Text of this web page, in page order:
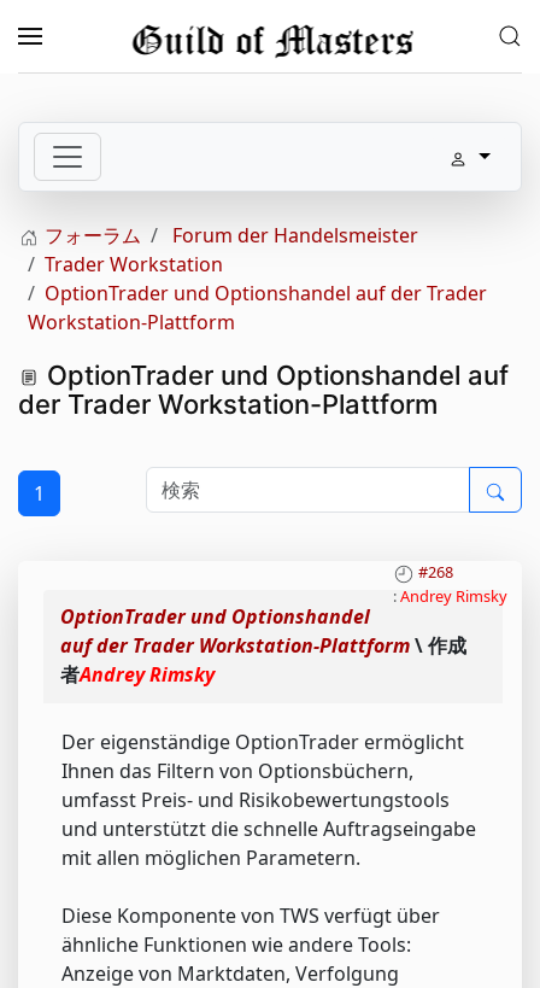
メインコンテンツへスキップ
フォーラム
Forum der Handelsmeister
Trader Workstation
OptionTrader und Optionshandel auf der Trader
Workstation-Plattform
OptionTrader und Optionshandel auf
der Trader Workstation-Plattform
1
#268
:Andrey Rimsky
OptionTrader und Optionshandel
auf der Trader Workstation-Plattform\ 作成
者Andrey Rimsky
Der eigenständige OptionTrader ermöglicht
Ihnen das Filtern von Optionsbüchern,
umfasst Preis- und Risikobewertungstools
und unterstützt die schnelle Auftragseingabe
mit allen möglichen Parametern.
Diese Komponente von TWS verfügt über
ähnliche Funktionen wie andere Tools:
Anzeige von Marktdaten, Verfolgung